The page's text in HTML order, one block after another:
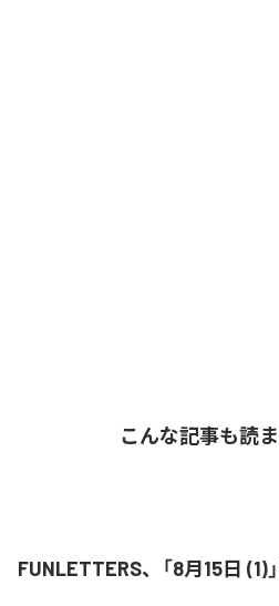
こんな記事も読
FUNLETTERS、「8月15日 (1)